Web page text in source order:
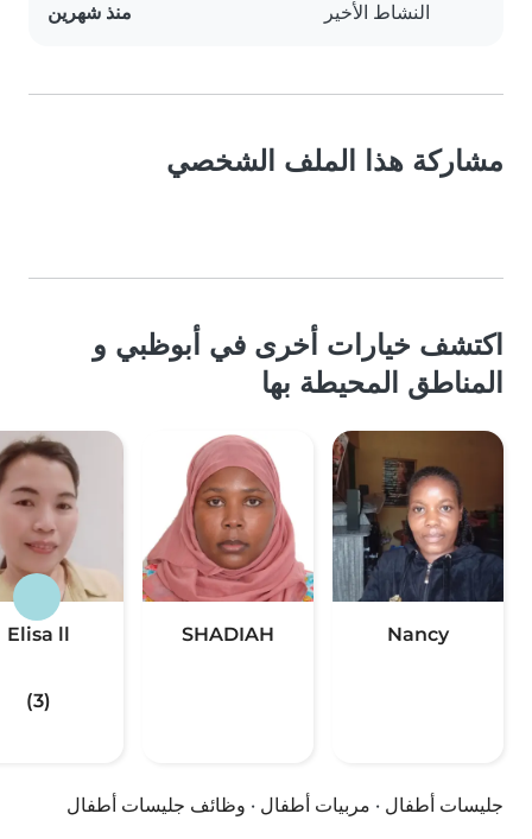
النشاط الأخير منذ شهرين
مشاركة هذا الملف الشخصي
اكتشف خيارات أخرى في أبوظبي و
المناطق المحيطة بها
Nancy
SHADIAH
Elisa ll
(3)
جليسات أطفال · مربيات أطفال · وظائف جليسات أطفال